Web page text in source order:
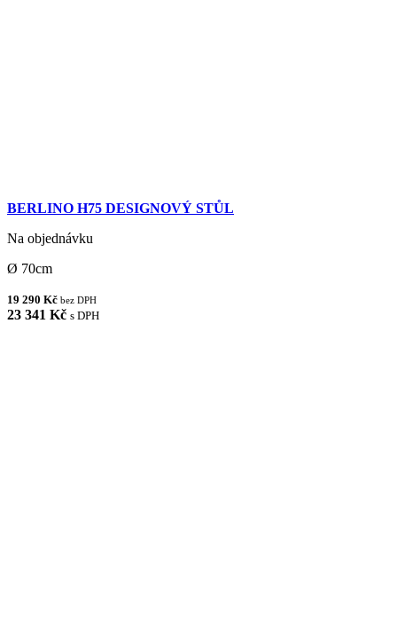
BERLINO H75 DESIGNOVÝ STŮL
Na objednávku
Ø 70cm
19 290 Kč bez DPH
23 341 Kč s DPH